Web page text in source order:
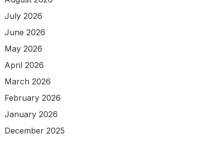
July 2026
June 2026
May 2026
April 2026
March 2026
February 2026
January 2026
December 2025